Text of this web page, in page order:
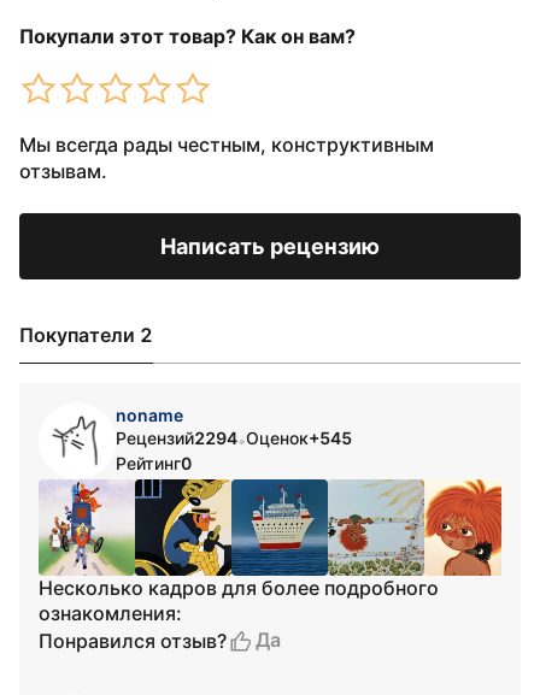
Покупали этот товар? Как он вам?
Мы всегда рады честным, конструктивным
отзывам.
Написать рецензию
Покупатели 2
noname
Рецензий2294•Оценок+545
Рейтинг0
Несколько кадров для более подробного
ознакомления:
Понравился отзыв?
Да